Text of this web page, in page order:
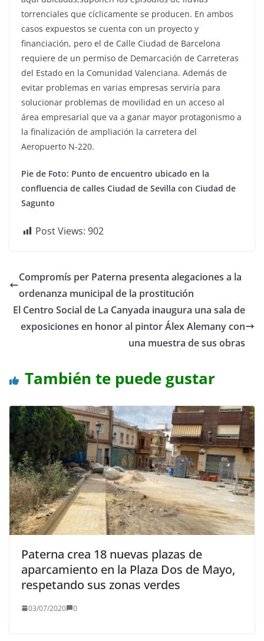
torrenciales que cíclicamente se producen. En ambos
casos expuestos se cuenta con un proyecto y
financiación, pero el de Calle Ciudad de Barcelona
requiere de un permiso de Demarcación de Carreteras
del Estado en la Comunidad Valenciana. Además de
evitar problemas en varias empresas serviría para
solucionar problemas de movilidad en un acceso al
área empresarial que va a ganar mayor protagonismo a
la finalización de ampliación la carretera del
Aeropuerto N-220.
Pie de Foto: Punto de encuentro ubicado en la
confluencia de calles Ciudad de Sevilla con Ciudad de
Sagunto
Post Views: 902
Compromís per Paterna presenta alegaciones a la
ordenanza municipal de la prostitución
El Centro Social de La Canyada inaugura una sala de
exposiciones en honor al pintor Álex Alemany con
una muestra de sus obras
También te puede gustar
Paterna crea 18 nuevas plazas de
aparcamiento en la Plaza Dos de Mayo,
respetando sus zonas verdes
03/07/2020 0